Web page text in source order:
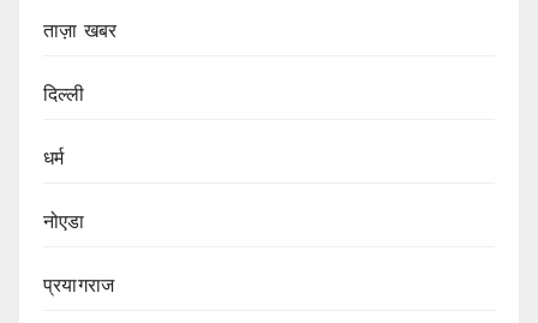
ताज़ा खबर
दिल्ली
धर्म
नोएडा
प्रयागराज